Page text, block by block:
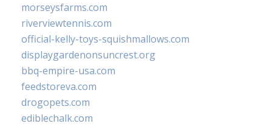
morseysfarms.com
riverviewtennis.com
official-kelly-toys-squishmallows.com
displaygardenonsuncrest.org
bbq-empire-usa.com
feedstoreva.com
drogopets.com
ediblechalk.com